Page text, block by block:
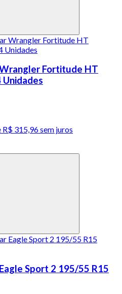
Fortitude HT
Unidades
R$ 315,96 sem juros
Sport 2 195/55 R15